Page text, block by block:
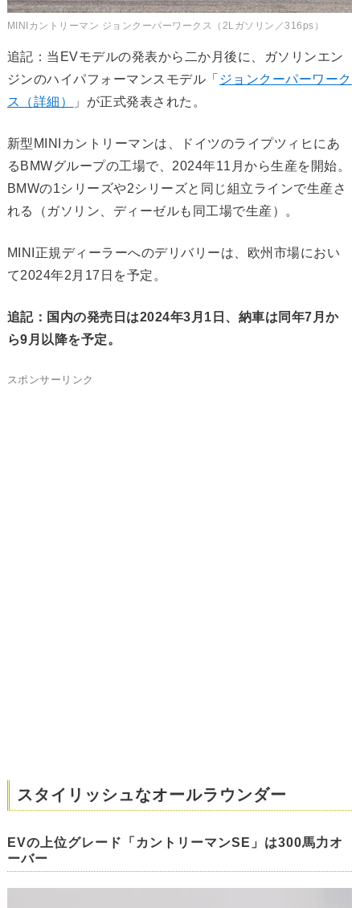
MINIカントリーマン ジョンクーパーワークス（2Lガソリン／316ps）
追記：当EVモデルの発表から二か月後に、ガソリンエン
ジンのハイパフォーマンスモデル「 ジョンクーパーワーク
ス（詳細）
」が正式発表された。
新型MINIカントリーマンは、ドイツのライプツィヒにあ
るBMWグループの工場で、2024年11月から生産を開始。
BMWの1シリーズや2シリーズと同じ組立ラインで生産さ
れる（ガソリン、ディーゼルも同工場で生産）。
MINI正規ディーラーへのデリバリーは、欧州市場におい
て2024年2月17日を予定。
追記：国内の発売日は2024年3月1日、納車は同年7月か
ら9月以降を予定。
スポンサーリンク
スタイリッシュなオールラウンダー
EVの上位グレード「カントリーマンSE」は300馬力オ
ーバー